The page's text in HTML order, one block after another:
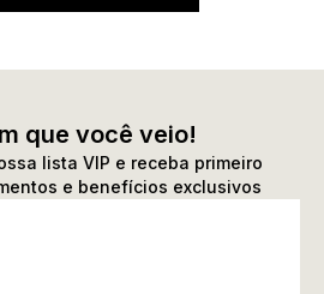
que você veio!
lista VIP e receba primeiro
e benefícios exclusivos